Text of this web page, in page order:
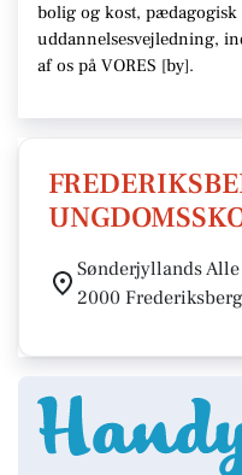
bolig og kost, pædagogisk
uddannelsesvejledning,
af os på VORES [by].
Sønderjyllands
2000 Frederiksberg